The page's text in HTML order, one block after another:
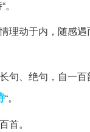
理动于内，随感
句、绝句，自一
“。
首。